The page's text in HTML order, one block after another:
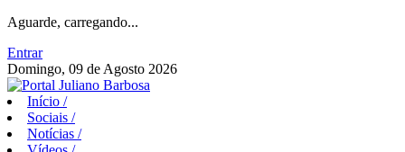
Aguarde, carregando...
Entrar
Domingo, 09 de Agosto 2026
Início /
Sociais /
Notícias /